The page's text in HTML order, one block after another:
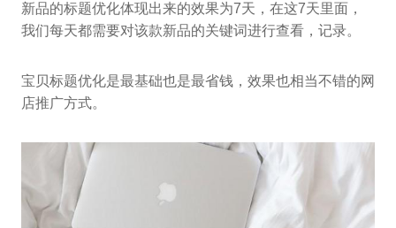
新品的标题优化体现出来的效果为7天，在这7天里面，
我们每天都需要对该款新品的关键词进行查看，记录。
宝贝标题优化是最基础也是最省钱，效果也相当不错的网
店推广方式。